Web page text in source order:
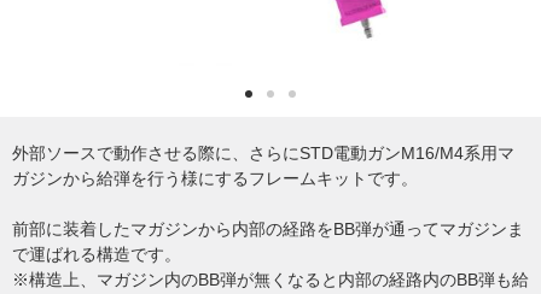
外部ソースで動作させる際に、さらにSTD電動ガンM16/M4系用マ
ガジンから給弾を行う様にするフレームキットです。
前部に装着したマガジンから内部の経路をBB弾が通ってマガジンま
で運ばれる構造です。
※構造上、マガジン内のBB弾が無くなると内部の経路内のBB弾も給